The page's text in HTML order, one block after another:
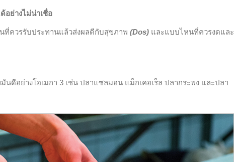
อย่างไม่น่าเชื่อ
ที่ควรรับประทานแล้วส่งผลดีกับสุขภาพ (Dos) และแบบไหนที่ควรงดและ
ดีอย่างโอเมกา 3 เช่น ปลาแซลมอน แม็กเคอเร็ล ปลากระพง และปลา